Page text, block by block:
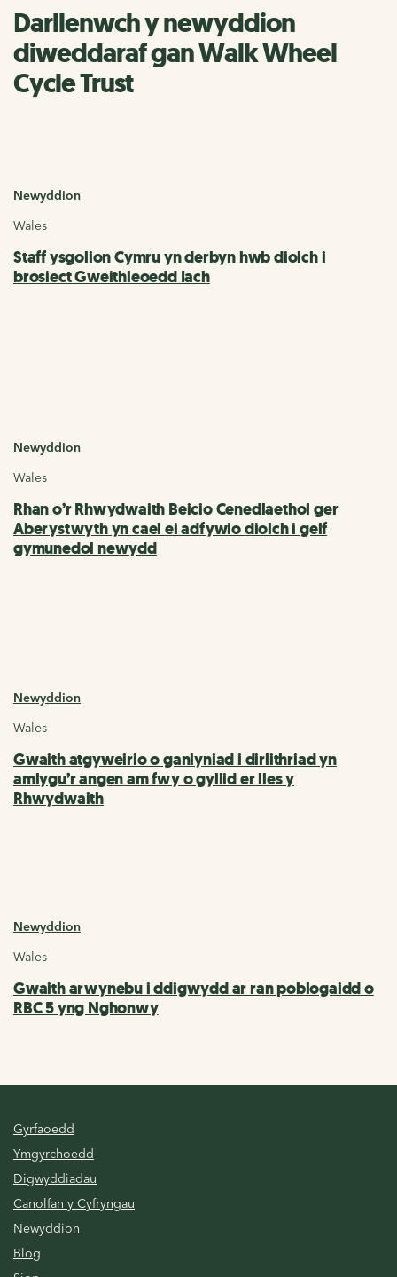
Darllenwch y newyddion
diweddaraf gan Walk Wheel
Cycle Trust
Newyddion
Wales
Staff ysgolion Cymru yn derbyn hwb diolch i
brosiect Gweithleoedd Iach
Newyddion
Wales
Rhan o’r Rhwydwaith Beicio Cenedlaethol ger
Aberystwyth yn cael ei adfywio diolch i gelf
gymunedol newydd
Newyddion
Wales
Gwaith atgyweirio o ganlyniad i dirlithriad yn
amlygu’r angen am fwy o gyllid er lles y
Rhwydwaith
Newyddion
Wales
Gwaith arwynebu i ddigwydd ar ran poblogaidd o
RBC 5 yng Nghonwy
Gyrfaoedd
Ymgyrchoedd
Digwyddiadau
Canolfan y Cyfryngau
Newyddion
Blog